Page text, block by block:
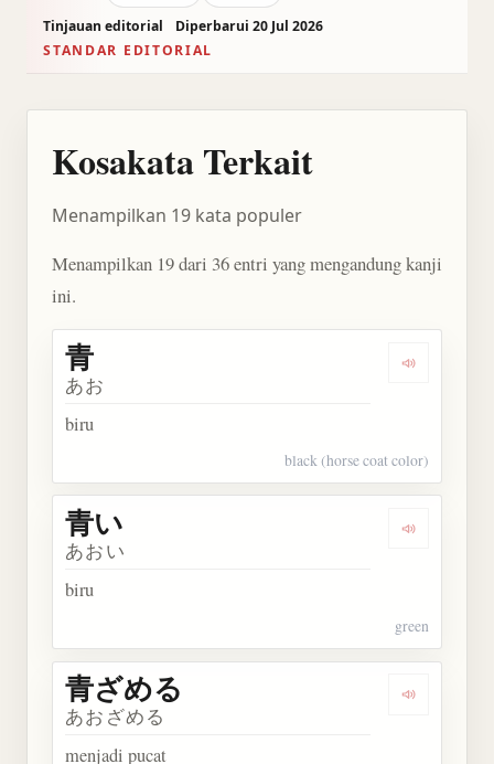
Tinjauan editorial
Diperbarui 20 Jul 2026
STANDAR EDITORIAL
Kosakata Terkait
Menampilkan 19 kata populer
Menampilkan 19 dari 36 entri yang mengandung kanji
ini.
Dengarkan
青
あお
biru
black (horse coat color)
Dengarkan
青い
あおい
biru
green
Dengarkan
青ざめる
あおざめる
menjadi pucat